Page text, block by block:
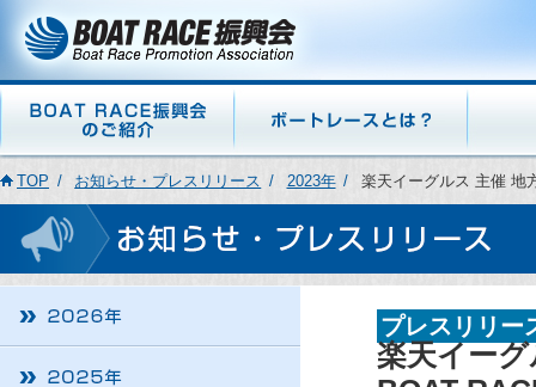
TOP お知らせ・プレスリリース 2023年 楽天イーグルス 主催 地
プレスリリー
楽天イー